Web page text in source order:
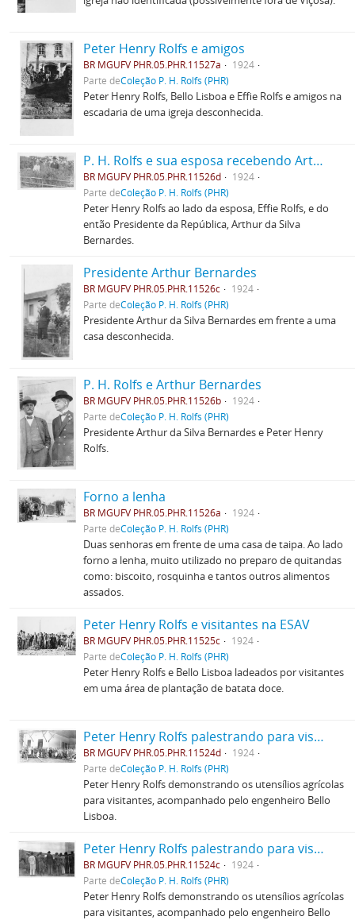
Peter Henry Rolfs e amigos
BR MGUFV PHR.05.PHR.11527a
1924
Parte deColeção P. H. Rolfs (PHR)
Peter Henry Rolfs, Bello Lisboa e Effie Rolfs e amigos na
escadaria de uma igreja desconhecida.
P. H. Rolfs e sua esposa recebendo Arthur Bernardes
BR MGUFV PHR.05.PHR.11526d
1924
Parte deColeção P. H. Rolfs (PHR)
Peter Henry Rolfs ao lado da esposa, Effie Rolfs, e do
então Presidente da República, Arthur da Silva
Bernardes.
Presidente Arthur Bernardes
BR MGUFV PHR.05.PHR.11526c
1924
Parte deColeção P. H. Rolfs (PHR)
Presidente Arthur da Silva Bernardes em frente a uma
casa desconhecida.
P. H. Rolfs e Arthur Bernardes
BR MGUFV PHR.05.PHR.11526b
1924
Parte deColeção P. H. Rolfs (PHR)
Presidente Arthur da Silva Bernardes e Peter Henry
Rolfs.
Forno a lenha
BR MGUFV PHR.05.PHR.11526a
1924
Parte deColeção P. H. Rolfs (PHR)
Duas senhoras em frente de uma casa de taipa. Ao lado
forno a lenha, muito utilizado no preparo de quitandas
como: biscoito, rosquinha e tantos outros alimentos
assados.
Peter Henry Rolfs e visitantes na ESAV
BR MGUFV PHR.05.PHR.11525c
1924
Parte deColeção P. H. Rolfs (PHR)
Peter Henry Rolfs e Bello Lisboa ladeados por visitantes
em uma área de plantação de batata doce.
Peter Henry Rolfs palestrando para visitantes
BR MGUFV PHR.05.PHR.11524d
1924
Parte deColeção P. H. Rolfs (PHR)
Peter Henry Rolfs demonstrando os utensílios agrícolas
para visitantes, acompanhado pelo engenheiro Bello
Lisboa.
Peter Henry Rolfs palestrando para visitantes
BR MGUFV PHR.05.PHR.11524c
1924
Parte deColeção P. H. Rolfs (PHR)
Peter Henry Rolfs demonstrando os utensílios agrícolas
para visitantes, acompanhado pelo engenheiro Bello